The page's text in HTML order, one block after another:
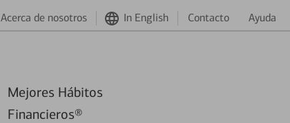
Acerca de nosotros In English Contacto Ayuda
Mejores Hábitos
Financieros®